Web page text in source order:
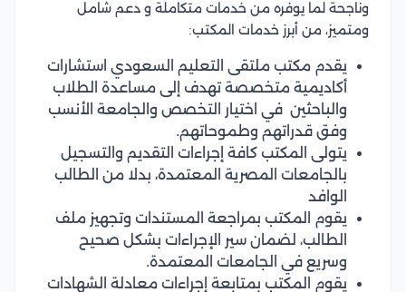
وناجحة لما يوفره من خدمات متكاملة و دعم شامل
ومتميز، من أبرز خدمات المكتب:
يقدم مكتب ملتقى التعليم السعودي استشارات
أكاديمية متخصصة تهدف إلى مساعدة الطلاب
والباحثين في اختيار التخصص والجامعة الأنسب
وفق قدراتهم وطموحاتهم.
يتولى المكتب كافة إجراءات التقديم والتسجيل
بالجامعات المصرية المعتمدة، بدلا من الطالب
الوافد
يقوم المكتب بمراجعة المستندات وتجهيز ملف
الطالب، لضمان سير الإجراءات بشكل صحيح
وسريع في الجامعات المعتمدة.
يقوم المكتب بمتابعة إجراءات معادلة الشهادات